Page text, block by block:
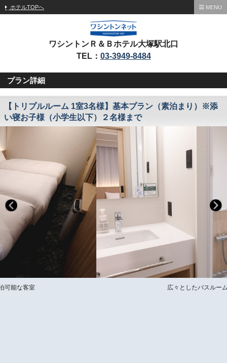
ホテルTOPへ MENU
ワシントンＲ＆Ｂホテル大塚駅北口
TEL： 03-3949-8484
プラン詳細
【トリプルルーム 1室3名様】基本プラン（素泊まり）※添
い寝お子様（小学生以下）２名様まで
広々としたバスルームと洗面台